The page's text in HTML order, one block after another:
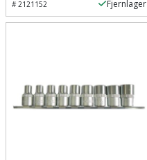
rustopløser
og
teleskopstøtte
Malersprøjte
Multicuttertilbehør
Prepping
Redskabsskur
#2121152 Fjernlager